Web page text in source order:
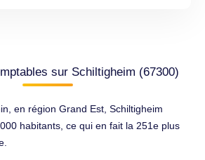
sur Schiltigheim (67300)
en région Grand Est, Schiltigheim
habitants, ce qui en fait la 251e plus